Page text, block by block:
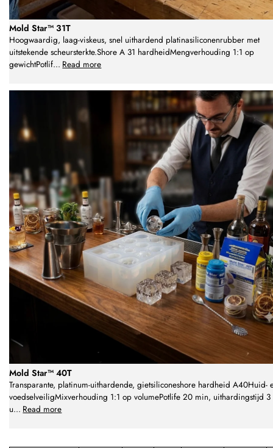
Mold Star™ 31T
Hoogwaardig, laag-viskeus, snel uithardend platinasiliconenrubber met
uitstekende scheursterkte.Shore A 31 hardheidMengverhouding 1:1 op
gewichtPotlif... Read more
Mold Star™ 40T
Transparante, platinum-uithardende, gietsiliconeshore hardheid A40Huid-
voedselveiligMixverhouding 1:1 op volumePotlife 20 min, uithardingstijd 3
u... Read more